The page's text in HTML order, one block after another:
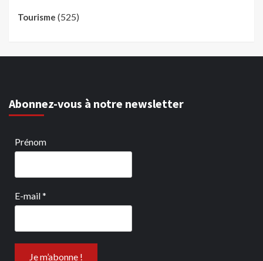
Tourisme (525)
Abonnez-vous à notre newsletter
Prénom
E-mail*